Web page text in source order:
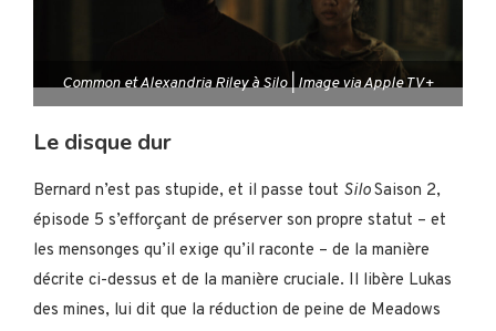
Common et Alexandria Riley à Silo | Image via Apple TV+
Le disque dur
Bernard n’est pas stupide, et il passe tout SiloSaison 2,
épisode 5 s’efforçant de préserver son propre statut – et
les mensonges qu’il exige qu’il raconte – de la manière
décrite ci-dessus et de la manière cruciale. Il libère Lukas
des mines, lui dit que la réduction de peine de Meadows